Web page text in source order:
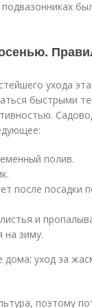
ухода
быстрыми
полив.
после посадки
и
на зиму.
дома: уход за
поэтому